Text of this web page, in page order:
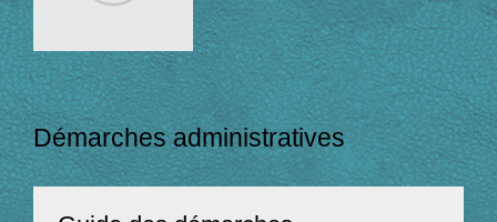
Démarches administratives